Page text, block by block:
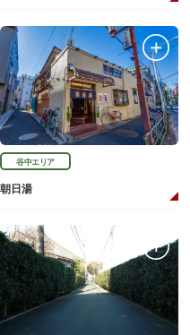
谷中エリア
朝日湯